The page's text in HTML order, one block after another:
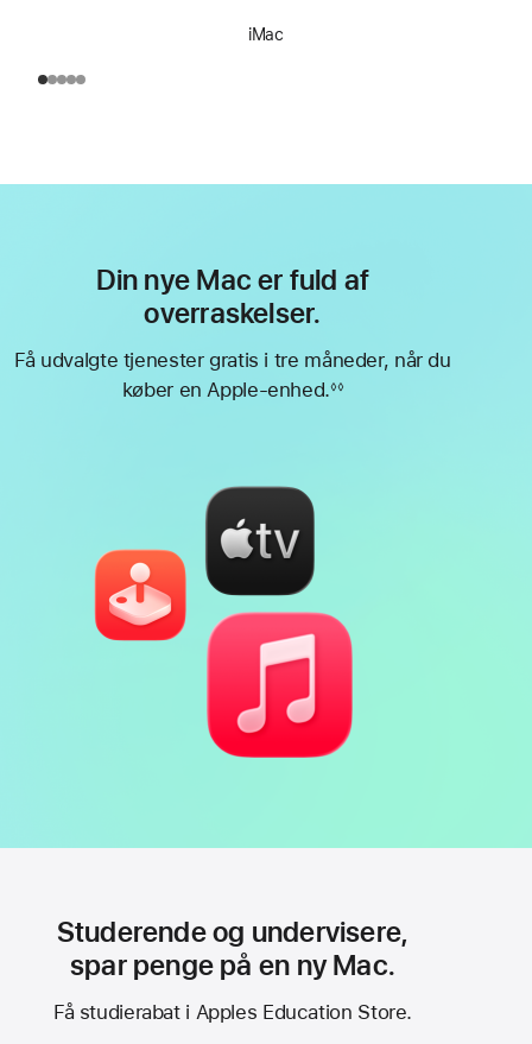
iMac
Din nye Mac er fuld af
overraskelser.
Få udvalgte tjenester gratis i tre måneder, når du
køber en Apple-enhed.◊◊
Studerende og undervisere,
spar penge på en ny Mac.
Få studierabat i Apples Education Store.